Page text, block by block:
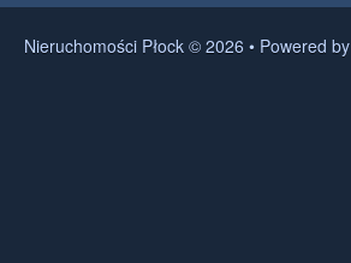
Nieruchomości Płock © 2026 • Powered by